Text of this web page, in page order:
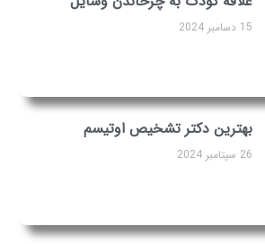
15 دسامبر 2024
بهترین دکتر تشخیص اوتیسم
26 سپتامبر 2024